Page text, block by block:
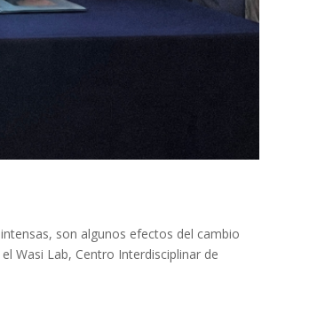
son algunos efectos del cambio
Wasi Lab, Centro Interdisciplinar de